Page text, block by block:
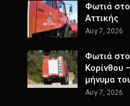
Φωτιά
Αττικής
Αυγ 7, 2026
Φωτιά
Κορίνθου
μήνυμα
Αυγ 7, 2026